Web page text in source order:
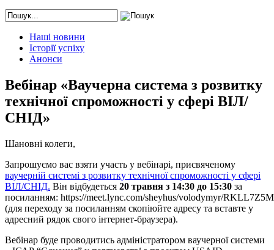
Наші новини
Історії успіху
Анонси
Вебінар «Ваучерна система з розвитку
технічної спроможності у сфері ВІЛ/
СНІД»
Шановні колеги,
Запрошуємо вас взяти участь у вебінарі, присвяченому
ваучерній системі з розвитку технічної спроможності у сфері
ВІЛ/СНІД. Він відбудеться 20 травня з 14:30 до 15:30 за
посиланням: https://meet.lync.com/sheyhus/volodymyr/RKLL7Z5M
(для переходу за посиланням скопіюйте адресу та вставте у
адресний рядок свого інтернет-браузера).
Вебінар буде проводитись адміністратором ваучерної системи